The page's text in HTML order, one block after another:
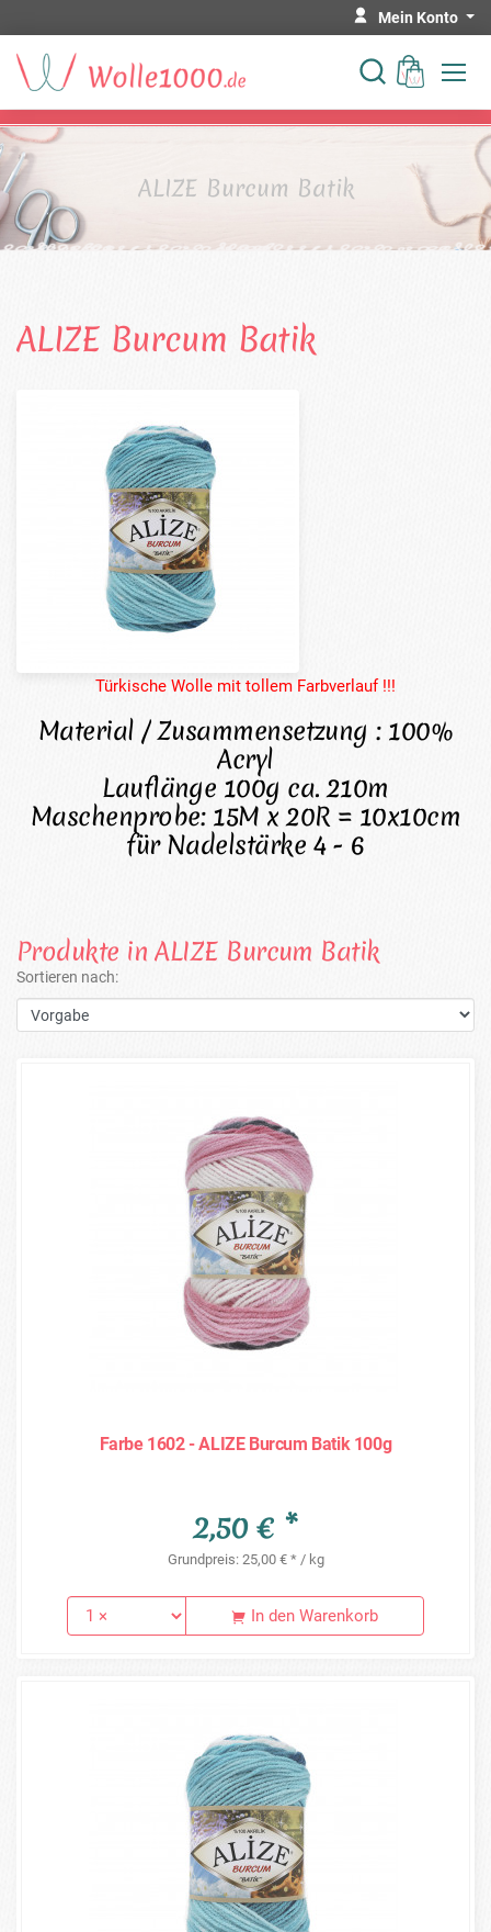
Mein Konto
ALIZE Burcum Batik
ALIZE Burcum Batik
Türkische Wolle mit tollem Farbverlauf !!!
Material / Zusammensetzung : 100%
Acryl
Lauflänge 100g ca. 210m
Maschenprobe: 15M x 20R = 10x10cm
für Nadelstärke 4 - 6
Produkte in ALIZE Burcum Batik
Sortieren nach:
Farbe 1602 - ALIZE Burcum Batik 100g
2,50 € *
Grundpreis: 25,00 € * / kg
In den Warenkorb